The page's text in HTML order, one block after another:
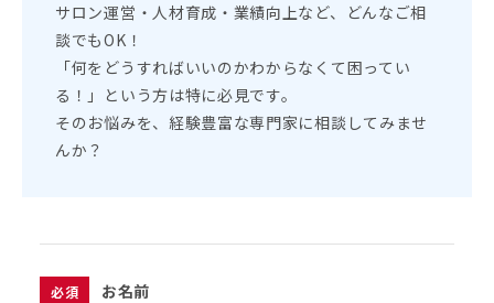
サロン運営・人材育成・業績向上など、どんなご相
談でもOK！
「何をどうすればいいのかわからなくて困ってい
る！」という方は特に必見です。
そのお悩みを、経験豊富な専門家に相談してみませ
んか？
必須 お名前